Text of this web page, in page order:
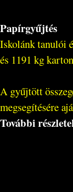
Papírgyűjtés
Iskolánk tanulói
és 1191 kg
A gyűjtött
megsegítésére
További